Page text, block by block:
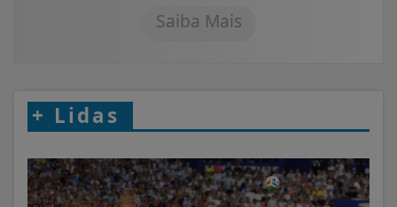
Saiba Mais
+ Lidas